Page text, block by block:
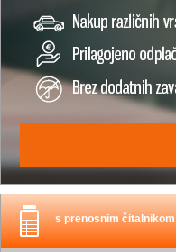
s prenosnim čitalnikom